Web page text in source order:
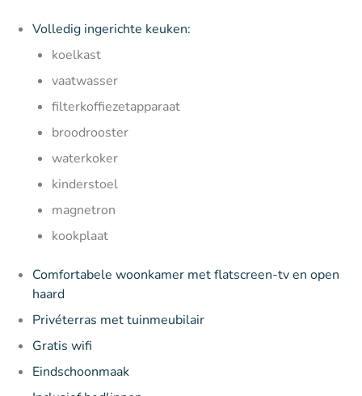
Volledig ingerichte keuken:
koelkast
vaatwasser
filterkoffiezetapparaat
broodrooster
waterkoker
kinderstoel
magnetron
kookplaat
Comfortabele woonkamer met flatscreen-tv en open
haard
Privéterras met tuinmeubilair
Gratis wifi
Eindschoonmaak